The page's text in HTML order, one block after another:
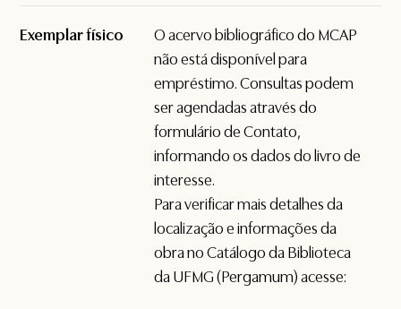
Exemplar físico
O acervo bibliográfico do MCAP
não está disponível para
empréstimo. Consultas podem
ser agendadas através do
formulário deContato,
informando os dados do livro de
interesse.
Para verificar mais detalhes da
localização e informações da
obra no Catálogo da Biblioteca
da UFMG (Pergamum) acesse: